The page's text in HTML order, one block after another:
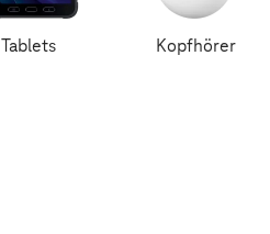
Tablets Kopfhörer